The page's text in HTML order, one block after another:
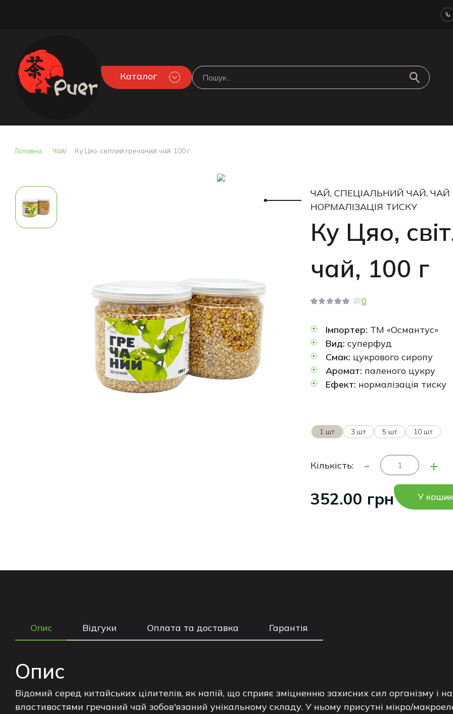
Каталог
Головна Чай Ку Цяо, світлий гречаний чай, 100 г
ЧАЙ, СПЕЦІАЛЬНИЙ ЧАЙ, ЧАЙ
НОРМАЛІЗАЦІЯ ТИСКУ
Ку Цяо,
чай, 100 г
0
Імпортер: ТМ «Османтус»
Вид: суперфуд
Смак: цукрового сиропу
Аромат: паленого цукру
Ефект: нормалізація тиску
1 шт 3 шт 5 шт 10 шт
Кількість: - +
352.00 грн У кошик
Опис Відгуки Оплата та доставка Гарантія
Опис
Відомий серед китайських цілителів, як напій, що сприяє зміцненню захисних сил організму і
властивостями гречаний чай зобов'язаний унікальному складу. У ньому присутні мікро/